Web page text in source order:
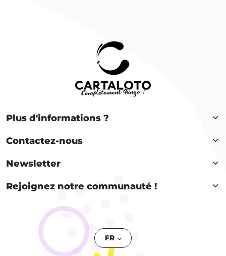
Plus d'informations ?
Contactez-nous
Newsletter
Rejoignez notre communauté !
FR